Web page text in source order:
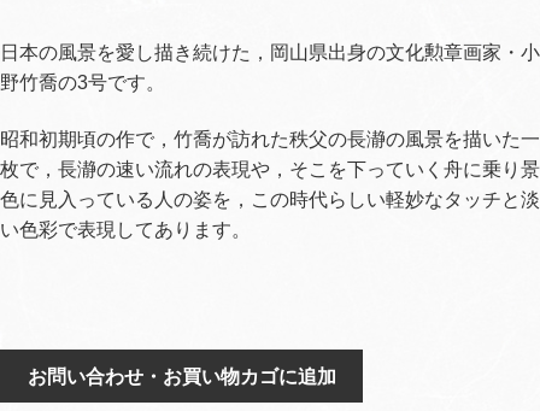
日本の風景を愛し描き続けた，岡山県出身の文化勲章画家・小
野竹喬の3号です。
昭和初期頃の作で，竹喬が訪れた秩父の長瀞の風景を描いた一
枚で，長瀞の速い流れの表現や，そこを下っていく舟に乗り景
色に見入っている人の姿を，この時代らしい軽妙なタッチと淡
い色彩で表現してあります。
お問い合わせ・お買い物カゴに追加